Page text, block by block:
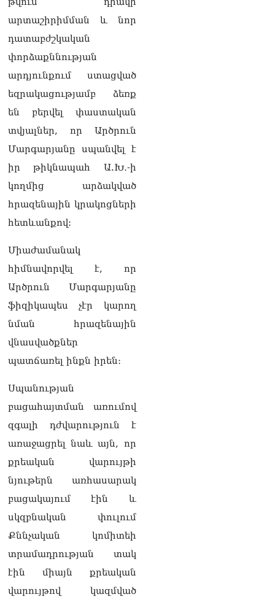
արտաշիրիմման և նոր
դատաբժշկական
փորձաքննության
արդյունքում ստացված
եզրակացությամբ ձեռք
են բերվել փաստական
տվյալներ, որ Արծրուն
Մարգարյանը սպանվել է
իր թիկնապահ Ա.Խ․-ի
կողմից արձակված
հրազենային կրակոցների
հետևանքով:
Միաժամանակ
հիմնավորվել է, որ
Արծրուն Մարգարյանը
ֆիզիկապես չէր կարող
նման հրազենային
վնասվածքներ
պատճառել ինքն իրեն։
Սպանության
բացահայտման առումով
զգալի դժվարություն է
առաջացրել նաև այն, որ
քրեական վարույթի
նյութերն առհասարակ
բացակայում էին և
սկզբնական փուլում
Քննչական կոմիտեի
տրամադրության տակ
էին միայն քրեական
վարույթով կազմված